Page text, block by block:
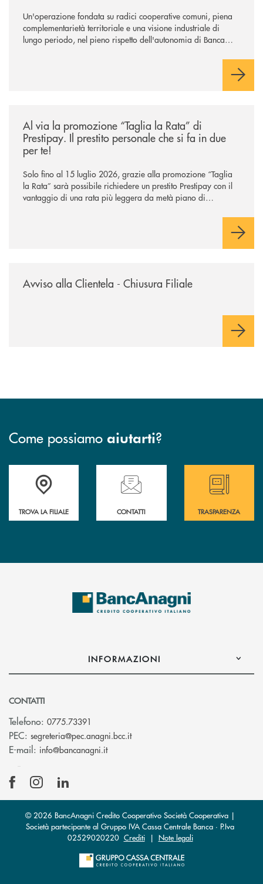
Un'operazione fondata su radici cooperative comuni, piena
complementarietà territoriale e una visione industriale di
lungo periodo, nel pieno rispetto dell'autonomia di Banca
negoziazione esclusiva per la finalizzazione dell’operazione.
Al via la promozione “Taglia la Rata” di
Prestipay. Il prestito personale che si fa in due
per te!
Solo fino al 15 luglio 2026, grazie alla promozione “Taglia
la Rata” sarà possibile richiedere un prestito Prestipay con il
vantaggio di una rata più leggera da metà piano di
Avviso alla Clientela - Chiusura Filiale
Come possiamo aiutarti?
Accedi all' elenco completo delle filiali
TROVA LA FILIALE
Hai bisogno di assistenza immediata ?
CONTATTI
Hai bisogno di
TRASPARENZA
INFORMAZIONI
CONTATTI
Telefono: 0775.73391
PEC: segreteria@pec.anagni.bcc.it(si apre l’app di posta
E-mail: info@bancanagni.it(si apre l’app di posta elettronica)
© 2026 BancAnagni Credito Cooperativo Società Cooperativa |
Società partecipante al Gruppo IVA Cassa Centrale Banca · P.Iva
02529020220 Crediti| Note legali